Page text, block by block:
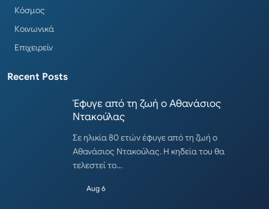
Κόσμος
Κοινωνικά
Επιχειρείν
Recent Posts
Έφυγε από τη ζωή ο Αθανάσιος
Ντακούλας
Σε ηλικία 80 ετών έφυγε από τη ζωή ο
Αθανάσιος Ντακούλας. Η κηδεία του θα
τελεστεί το…
Aug 6